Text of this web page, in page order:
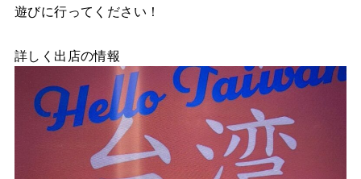
遊びに行ってください！
詳しく出店の情報